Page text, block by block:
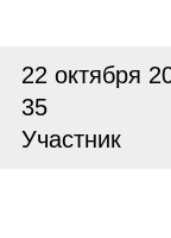
22 октября
35
Участник